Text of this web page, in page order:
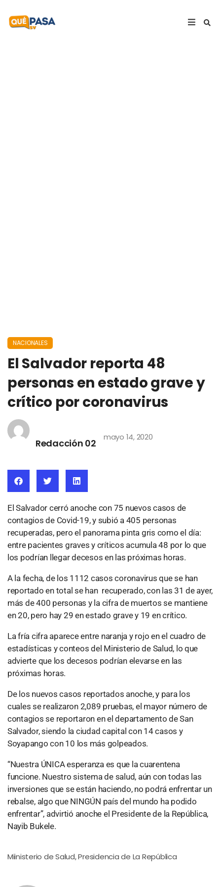
NACIONALES
El Salvador reporta 48
personas en estado grave y
crítico por coronavirus
Redacción 02
mayo 14, 2020
El Salvador cerró anoche con 75 nuevos casos de
contagios de Covid-19, y subió a 405 personas
recuperadas, pero el panorama pinta gris como el día:
entre pacientes graves y críticos acumula 48 por lo que
los podrían llegar decesos en las próximas horas.
A la fecha, de los 1112 casos coronavirus que se han
reportado en total se han recuperado, con las 31 de ayer,
más de 400 personas y la cifra de muertos se mantiene
en 20, pero hay 29 en estado grave y 19 en crítico.
La fría cifra aparece entre naranja y rojo en el cuadro de
estadísticas y conteos del Ministerio de Salud, lo que
advierte que los decesos podrían elevarse en las
próximas horas.
De los nuevos casos reportados anoche, y para los
cuales se realizaron 2,089 pruebas, el mayor número de
contagios se reportaron en el departamento de San
Salvador, siendo la ciudad capital con 14 casos y
Soyapango con 10 los más golpeados.
“Nuestra ÚNICA esperanza es que la cuarentena
funcione. Nuestro sistema de salud, aún con todas las
inversiones que se están haciendo, no podrá enfrentar un
rebalse, algo que NINGÚN país del mundo ha podido
enfrentar”, advirtió anoche el Presidente de la República,
Nayib Bukele.
Miinisterio de Salud,Presidencia de La República